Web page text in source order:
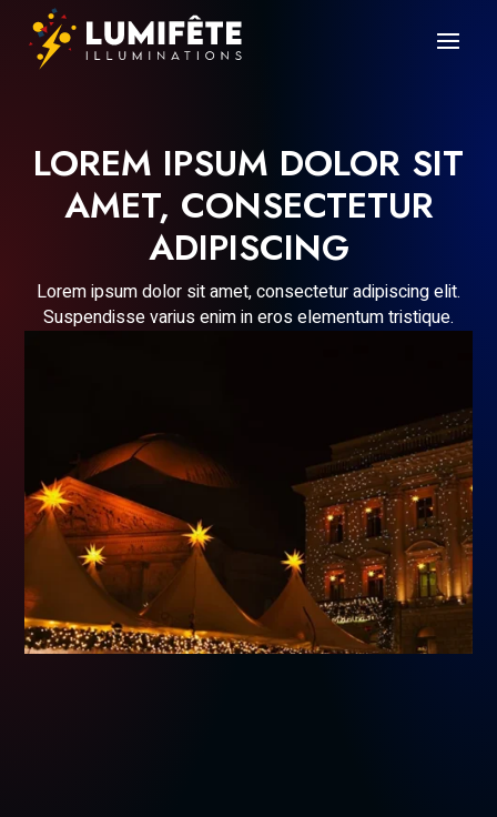
LOREM IPSUM DOLOR SIT
AMET, CONSECTETUR
ADIPISCING
Lorem ipsum dolor sit amet, consectetur adipiscing elit.
Suspendisse varius enim in eros elementum tristique.